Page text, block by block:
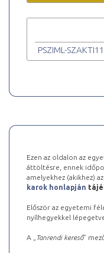
PSZIML-
Ezen az oldalon az
áttöltésre, ennek
amelyekhez (akikhez)
karok honlapján
Először az egyetemi
nyílhegyekkel
A „ Tanrendi kereső”